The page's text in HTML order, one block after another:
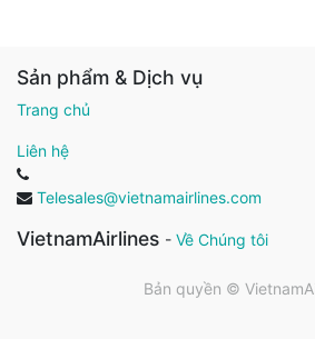
Sản phẩm & Dịch vụ
Trang chủ
Liên hệ
Telesales@vietnamairlines.com
VietnamAirlines - Về Chúng tôi
Bản quyền ©